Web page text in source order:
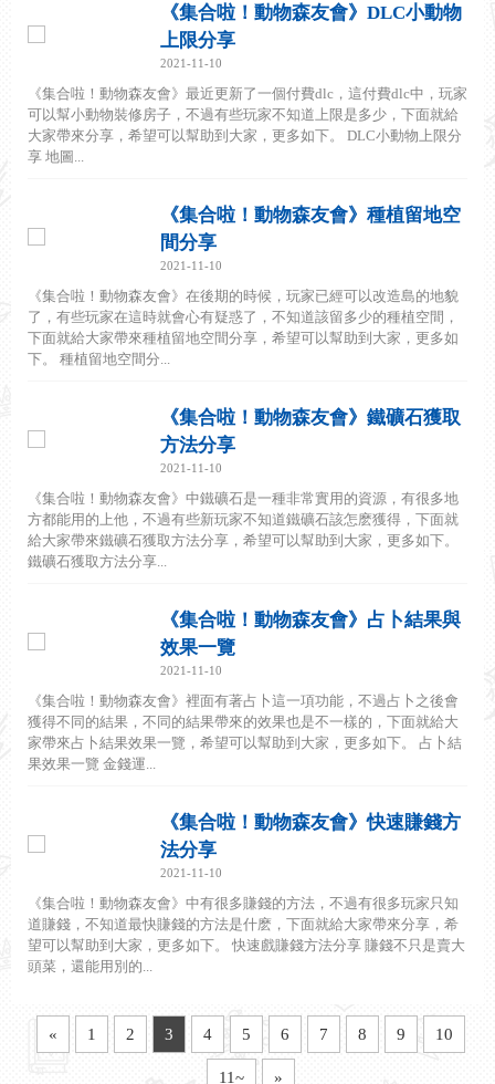
《集合啦！動物森友會》DLC小動物
上限分享
2021-11-10
《集合啦！動物森友會》最近更新了一個付費dlc，這付費dlc中，玩家
可以幫小動物裝修房子，不過有些玩家不知道上限是多少，下面就給
大家帶來分享，希望可以幫助到大家，更多如下。 DLC小動物上限分
享 地圖...
《集合啦！動物森友會》種植留地空
間分享
2021-11-10
《集合啦！動物森友會》在後期的時候，玩家已經可以改造島的地貌
了，有些玩家在這時就會心有疑惑了，不知道該留多少的種植空間，
下面就給大家帶來種植留地空間分享，希望可以幫助到大家，更多如
下。 種植留地空間分...
《集合啦！動物森友會》鐵礦石獲取
方法分享
2021-11-10
《集合啦！動物森友會》中鐵礦石是一種非常實用的資源，有很多地
方都能用的上他，不過有些新玩家不知道鐵礦石該怎麽獲得，下面就
給大家帶來鐵礦石獲取方法分享，希望可以幫助到大家，更多如下。
鐵礦石獲取方法分享...
《集合啦！動物森友會》占卜結果與
效果一覽
2021-11-10
《集合啦！動物森友會》裡面有著占卜這一項功能，不過占卜之後會
獲得不同的結果，不同的結果帶來的效果也是不一樣的，下面就給大
家帶來占卜結果效果一覽，希望可以幫助到大家，更多如下。 占卜結
果效果一覽 金錢運...
《集合啦！動物森友會》快速賺錢方
法分享
2021-11-10
《集合啦！動物森友會》中有很多賺錢的方法，不過有很多玩家只知
道賺錢，不知道最快賺錢的方法是什麽，下面就給大家帶來分享，希
望可以幫助到大家，更多如下。 快速戲賺錢方法分享 賺錢不只是賣大
頭菜，還能用別的...
« 1 2 3 4 5 6 7 8 9 10
11~ »